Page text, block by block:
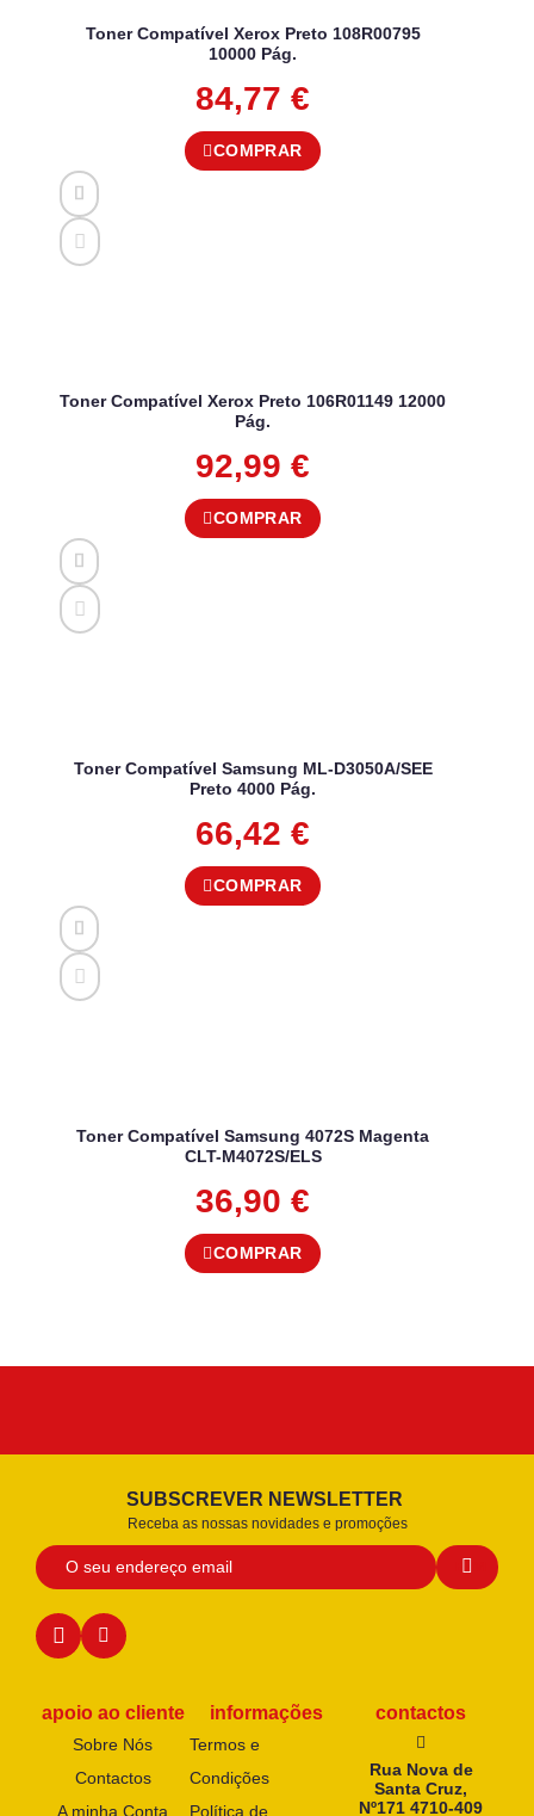
Toner Compatível Xerox Preto 108R00795
10000 Pág.
84,77 €
COMPRAR
Toner Compatível Xerox Preto 106R01149 12000
Pág.
92,99 €
COMPRAR
Toner Compatível Samsung ML-D3050A/SEE
Preto 4000 Pág.
66,42 €
COMPRAR
Toner Compatível Samsung 4072S Magenta
CLT-M4072S/ELS
36,90 €
COMPRAR
SUBSCREVER NEWSLETTER
Receba as nossas novidades e promoções
apoio ao cliente
Sobre Nós
Contactos
A minha Conta
informações
Termos e
Condições
Política de
contactos
Rua Nova de
Santa Cruz,
Nº171 4710-409